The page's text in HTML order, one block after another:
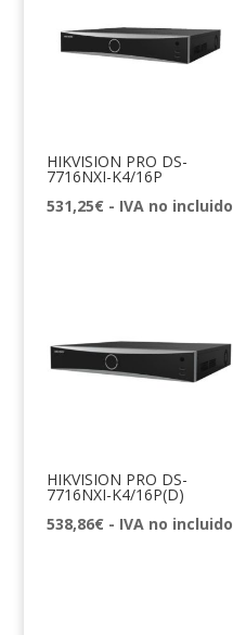
HIKVISION PRO DS-
7716NXI-K4/16P
531,25€ - IVA no incluido
HIKVISION PRO DS-
7716NXI-K4/16P(D)
538,86€ - IVA no incluido